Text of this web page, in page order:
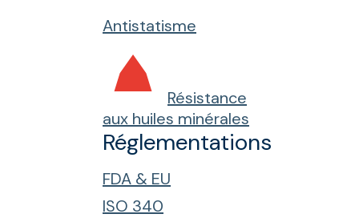
Antistatisme
Résistance
aux huiles minérales
Réglementations
FDA & EU
ISO 340